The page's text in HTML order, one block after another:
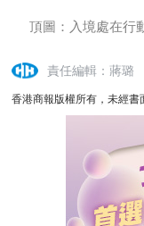
頂圖：入境處在行
責任編輯：蔣璐
香港商報版權所有，未經書